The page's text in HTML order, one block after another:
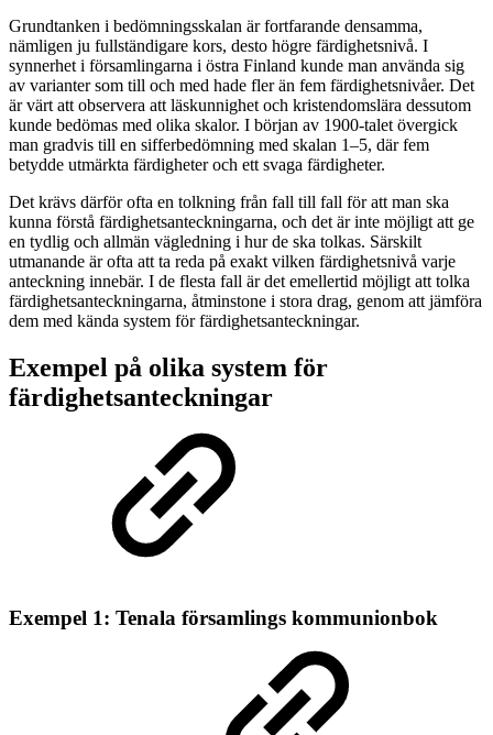
Grundtanken i bedömningsskalan är fortfarande densamma,
nämligen ju fullständigare kors, desto högre färdighetsnivå. I
synnerhet i församlingarna i östra Finland kunde man använda sig
av varianter som till och med hade fler än fem färdighetsnivåer. Det
är värt att observera att läskunnighet och kristendomslära dessutom
kunde bedömas med olika skalor. I början av 1900-talet övergick
man gradvis till en sifferbedömning med skalan 1–5, där fem
betydde utmärkta färdigheter och ett svaga färdigheter.
Det krävs därför ofta en tolkning från fall till fall för att man ska
kunna förstå färdighetsanteckningarna, och det är inte möjligt att ge
en tydlig och allmän vägledning i hur de ska tolkas. Särskilt
utmanande är ofta att ta reda på exakt vilken färdighetsnivå varje
anteckning innebär. I de flesta fall är det emellertid möjligt att tolka
färdighetsanteckningarna, åtminstone i stora drag, genom att jämföra
dem med kända system för färdighetsanteckningar.
Exempel på olika system för
färdighetsanteckningar
Exempel 1: Tenala församlings kommunionbok